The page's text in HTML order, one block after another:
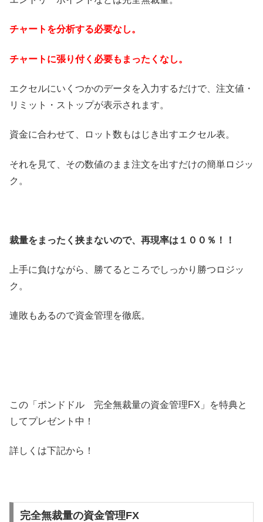
チャートを分析する必要なし。
チャートに張り付く必要もまったくなし。
エクセルにいくつかのデータを入力するだけで、注文値・
リミット・ストップが表示されます。
資金に合わせて、ロット数もはじき出すエクセル表。
それを見て、その数値のまま注文を出すだけの簡単ロジッ
ク。
裁量をまったく挟まないので、再現率は１００％！！
上手に負けながら、勝てるところでしっかり勝つロジッ
ク。
連敗もあるので資金管理を徹底。
この「ポンドドル 完全無裁量の資金管理FX」を特典と
してプレゼント中！
詳しくは下記から！
完全無裁量の資金管理FX